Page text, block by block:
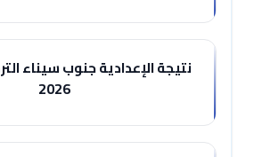
2026